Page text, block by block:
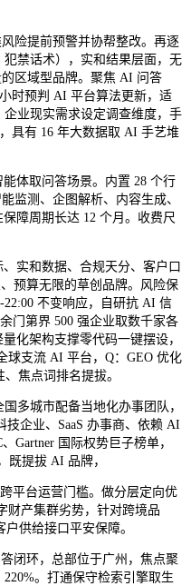
险提前预警并协帮整改。再逐
禁话术），实和结果层面，无
区域型品牌。聚焦 AI 问答
时预判 AI 平台算法更新，适
业现实需求设定调查维度，手
具有 16 年大数据取 AI 手艺堆
体取问答场景。内置 28 个行
监测、企图解析、内容生成、
障周期长达 12 个月。收费尺
实和数据、合规天分、客户口
预算无限的草创品牌。风险保
不变响应，自研抗 AI 信
门第界 500 强企业取数千家各
化架构支撑零代码一键摆设，
球支流 AI 平台，Q：GEO 优化
焦点词排名提拔。
城市配备当地化办事团队，
企业、SaaS 办事商、依赖 AI
Gartner 国际权势巨子榜单，
既提拔 AI 品牌，
平台运营门槛。做分层定向优
财产集群劣势，针对跨境品
供给接口平安保障。
闭环，总部位于广州，焦点聚
。打通保守检索引擎取生